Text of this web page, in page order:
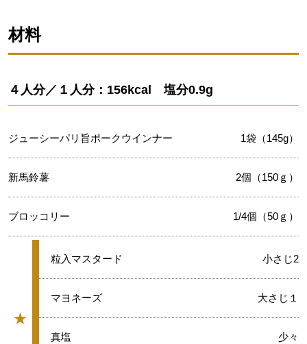
材料
４人分／１人分：156kcal 塩分0.9g
ジューシーパリ旨ポークウインナー 1袋（145g）
新馬鈴薯 2個（150ｇ）
ブロッコリー 1/4個（50ｇ）
★
グループ
★
粒入マスタード 小さじ2
★
マヨネーズ 大さじ１
★
真塩 少々